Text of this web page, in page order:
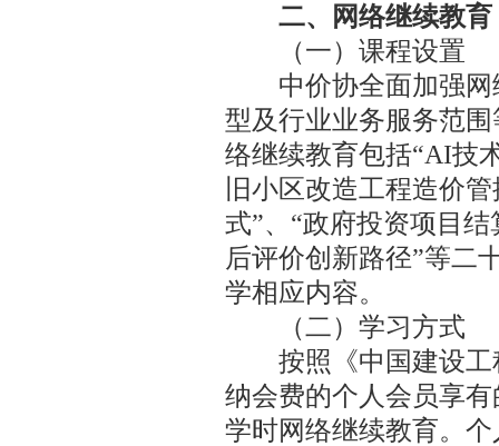
二、网络继续教育
（一）课程设置
中价协全面加强网
型及行业业务服务范
络继续教育包括“AI技
旧小区改造工程造价
式”、“政府投资项目
后评价创新路径”等二
学相应内容。
（二）学习方式
按照《中国建设工
纳会费的个人会员享
学时网络继续教育。